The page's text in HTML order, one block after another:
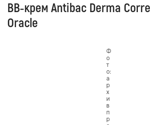
BB‑крем Antibac Derma
Oracle
Ф
о
т
о:
а
р
х
и
в
п
р